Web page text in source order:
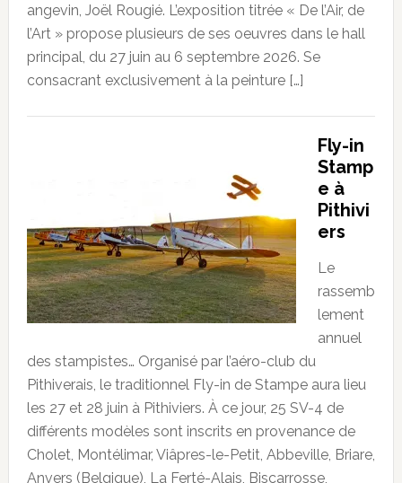
angevin, Joël Rougié. L’exposition titrée « De l’Air, de
l’Art » propose plusieurs de ses oeuvres dans le hall
principal, du 27 juin au 6 septembre 2026. Se
consacrant exclusivement à la peinture […]
Fly-in
Stamp
e à
Pithivi
ers
Le
rassemb
lement
annuel
des stampistes… Organisé par l’aéro-club du
Pithiverais, le traditionnel Fly-in de Stampe aura lieu
les 27 et 28 juin à Pithiviers. À ce jour, 25 SV-4 de
différents modèles sont inscrits en provenance de
Cholet, Montélimar, Viâpres-le-Petit, Abbeville, Briare,
Anvers (Belgique), La Ferté-Alais, Biscarrosse,